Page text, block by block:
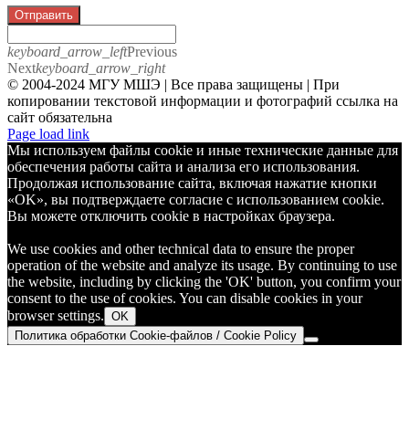
Отправить
keyboard_arrow_leftPrevious
Nextkeyboard_arrow_right
© 2004-2024 МГУ МШЭ | Все права защищены | При
копировании текстовой информации и фотографий ссылка на
сайт обязательна
Telegram
Page load link
Мы используем файлы cookie и иные технические данные для
обеспечения работы сайта и анализа его использования.
Продолжая использование сайта, включая нажатие кнопки
«OK», вы подтверждаете согласие с использованием cookie.
Вы можете отключить cookie в настройках браузера.
We use cookies and other technical data to ensure the proper
operation of the website and analyze its usage. By continuing to use
the website, including by clicking the 'OK' button, you confirm your
consent to the use of cookies. You can disable cookies in your
browser settings. OK
Политика обработки Cookie-файлов / Cookie Policy